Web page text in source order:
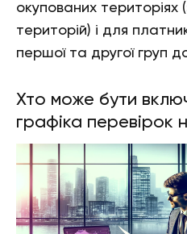
окупованих територіях
територій) і для
першої та другої груп
Хто може бути
графіка перевірок